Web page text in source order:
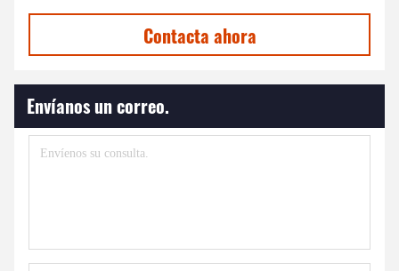
Contacta ahora
Envíanos un correo.